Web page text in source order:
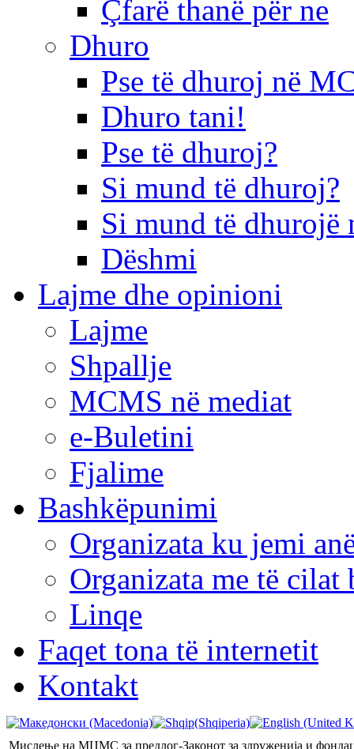
Çfarë thanë për ne
Dhuro
Pse të dhuroj në
Dhuro tani!
Pse të dhuroj?
Si mund të dhuroj?
Si mund të dhurojë
Dëshmi
Lajme dhe opinioni
Lajme
Shpallje
MCMS në mediat
e-Buletini
Fjalime
Bashkëpunimi
Organizata ku jemi
Organizata me të cilat
Linqe
Faqet tona të internetit
Kontakt
Мислење на МЦМС за предлог-Законот за здруженија и